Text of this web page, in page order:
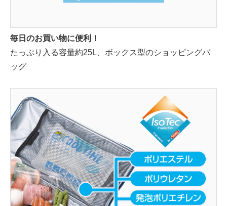
毎日のお買い物に便利！
たっぷり入る容量約25L、ボックス型のショッピングバ
ッグ